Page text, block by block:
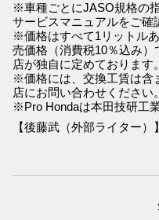
※車種ごとにJASO規格の
サービスマニュアルをご確
※価格はすべて1リットル
売価格（消費税10％込み
店が独自に定めております。
※価格には、交換工賃は含
店にお問い合わせください。
※Pro Hondaは本田技研工
【後藤武（外部ライター）】